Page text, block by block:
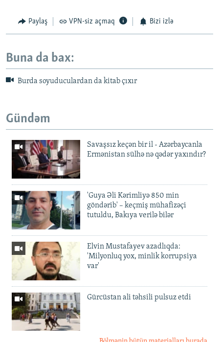
Paylaş VPN-siz açmaq Bizi izlə
Buna da bax:
Burda soyuduculardan da kitab çıxır
Gündəm
Savaşsız keçən bir il - Azərbaycanla
Ermənistan sülhə nə qədər yaxındır?
'Guya Əli Kərimliyə 850 min
göndərib' – keçmiş mühafizəçi
tutuldu, Bakıya verilə bilər
Elvin Mustafayev azadlıqda:
'Milyonluq yox, minlik korrupsiya
var'
Gürcüstan ali təhsili pulsuz etdi